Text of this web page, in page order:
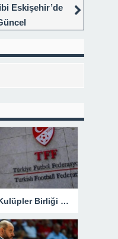
Eskişehir’de
TFF ve Kulüpler Birliği Vakfı yabancı kuralı için hemfikir oldu! Kritik toplantıdan önemli kararlar çıktı